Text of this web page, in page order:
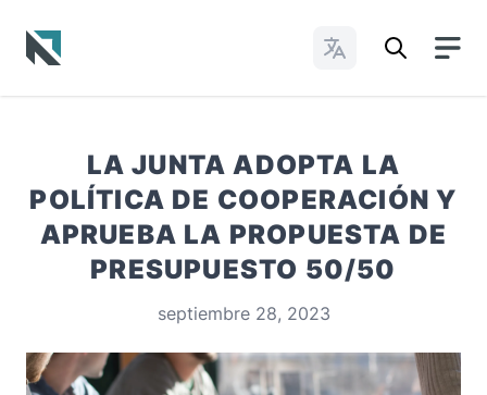
Cambiar idioma
LA JUNTA ADOPTA LA
POLÍTICA DE COOPERACIÓN Y
APRUEBA LA PROPUESTA DE
PRESUPUESTO 50/50
septiembre 28, 2023